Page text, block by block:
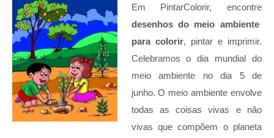
Em PintarColorir, encontre
desenhos do meio ambiente
para colorir, pintar e imprimir.
Celebramos o dia mundial do
meio ambiente no dia 5 de
junho. O meio ambiente envolve
todas as coisas vivas e não
vivas que compõem o planeta